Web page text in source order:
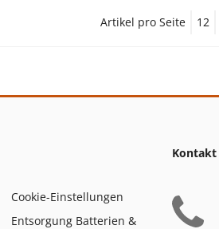
Artikel pro Seite 12
Cookie-Einstellungen
Entsorgung Batterien &
Kontakt